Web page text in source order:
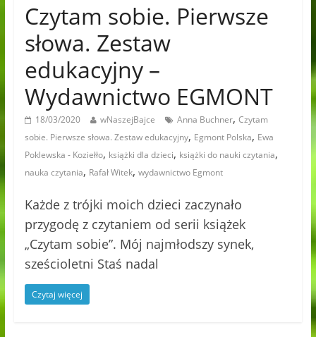
Czytam sobie. Pierwsze
słowa. Zestaw
edukacyjny –
Wydawnictwo EGMONT
18/03/2020 wNaszejBajce Anna Buchner, Czytam
sobie. Pierwsze słowa. Zestaw edukacyjny, Egmont Polska, Ewa
Poklewska - Koziełło, książki dla dzieci, książki do nauki czytania,
nauka czytania, Rafał Witek, wydawnictwo Egmont
Każde z trójki moich dzieci zaczynało
przygodę z czytaniem od serii książek
„Czytam sobie”. Mój najmłodszy synek,
sześcioletni Staś nadal
Czytaj więcej